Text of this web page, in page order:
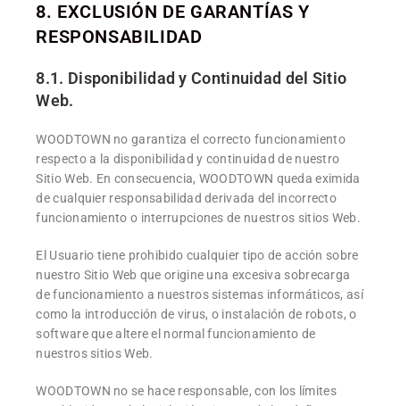
8. EXCLUSIÓN DE GARANTÍAS Y
RESPONSABILIDAD
8.1. Disponibilidad y Continuidad del Sitio
Web.
WOODTOWN no garantiza el correcto funcionamiento
respecto a la disponibilidad y continuidad de nuestro
Sitio Web. En consecuencia, WOODTOWN queda eximida
de cualquier responsabilidad derivada del incorrecto
funcionamiento o interrupciones de nuestros sitios Web.
El Usuario tiene prohibido cualquier tipo de acción sobre
nuestro Sitio Web que origine una excesiva sobrecarga
de funcionamiento a nuestros sistemas informáticos, así
como la introducción de virus, o instalación de robots, o
software que altere el normal funcionamiento de
nuestros sitios Web.
WOODTOWN no se hace responsable, con los límites